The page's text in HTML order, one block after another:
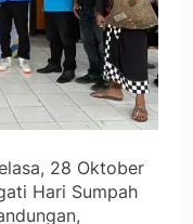
28 Oktober
Hari Sumpah